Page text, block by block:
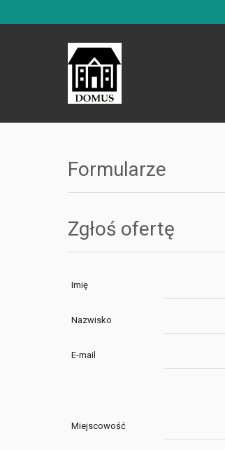
Formularze
Zgłoś ofertę
Imię
Nazwisko
E-mail
Miejscowość